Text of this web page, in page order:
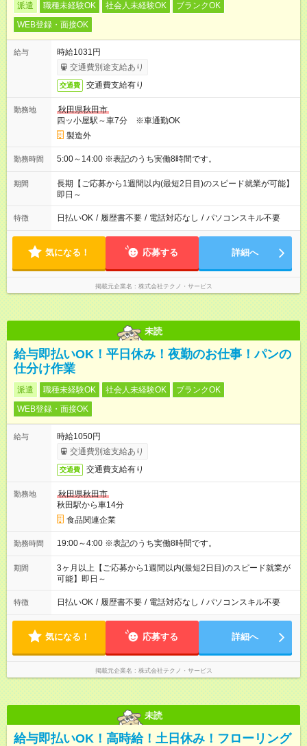
派遣 職種未経験OK 社会人未経験OK
ブランクOK
WEB登録・面接OK
給与
時給1031円
交通費別途支給あり
交通費 交通費支給有り
勤務地
秋田県秋田市
四ッ小屋駅～車7分 ※車通勤OK
製造外
勤務時間 5:00～14:00 ※表記のうち実働8時間です。
期間
長期【ご応募から1週間以内(最短2日目)のスピード就業が可能】
即日～
特徴 日払いOK / 履歴書不要 / 電話対応なし / パソコンスキル不要
気になる！ 応募する 詳細へ
掲載元企業名 株式会社テクノ・サービス
未読
給与即払いOK！平日休み！夜勤のお仕事！パンの
仕分け作業
派遣 職種未経験OK 社会人未経験OK
ブランクOK
WEB登録・面接OK
給与
時給1050円
交通費別途支給あり
交通費 交通費支給有り
勤務地
秋田県秋田市
秋田駅から車14分
食品関連企業
勤務時間 19:00～4:00 ※表記のうち実働8時間です。
期間
3ヶ月以上【ご応募から1週間以内(最短2日目)のスピード就業が
可能】即日～
特徴 日払いOK / 履歴書不要 / 電話対応なし / パソコンスキル不要
気になる！ 応募する 詳細へ
掲載元企業名 株式会社テクノ・サービス
未読
給与即払いOK！高時給！土日休み！フローリング